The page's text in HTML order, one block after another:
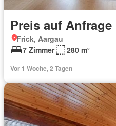
Preis auf Anfrage
Frick, Aargau
7 Zimmer
280 m²
Vor 1 Woche, 2 Tagen